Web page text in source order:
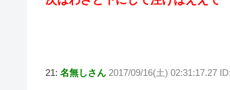
21: 名無しさん 2017/09/16(土) 02:31:17.27